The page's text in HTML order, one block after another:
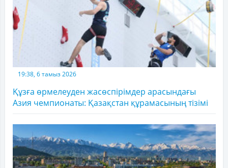
19:38, 6 тамыз 2026
Құзға өрмелеуден жасөспірімдер арасындағы
Азия чемпионаты: Қазақстан құрамасының тізімі